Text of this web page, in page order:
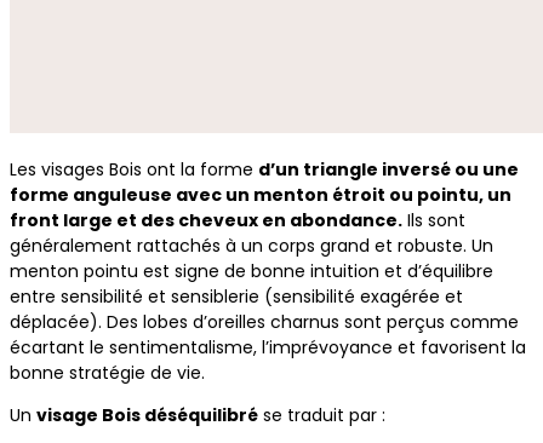
Les visages Bois ont la forme d’un triangle inversé ou une
forme anguleuse avec un menton étroit ou pointu, un
front large et des cheveux en abondance. Ils sont
généralement rattachés à un corps grand et robuste. Un
menton pointu est signe de bonne intuition et d’équilibre
entre sensibilité et sensiblerie (sensibilité exagérée et
déplacée). Des lobes d’oreilles charnus sont perçus comme
écartant le sentimentalisme, l’imprévoyance et favorisent la
bonne stratégie de vie.
Un visage Bois déséquilibré se traduit par :